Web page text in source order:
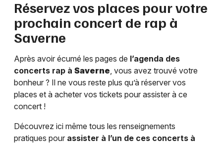
Réservez vos places pour votre
prochain concert de rap à
Saverne
Après avoir écumé les pages de l’agenda des
concerts rap à Saverne, vous avez trouvé votre
bonheur ? Il ne vous reste plus qu’à réserver vos
places et à acheter vos tickets pour assister à ce
concert !
Découvrez ici même tous les renseignements
pratiques pour assister à l’un de ces concerts à